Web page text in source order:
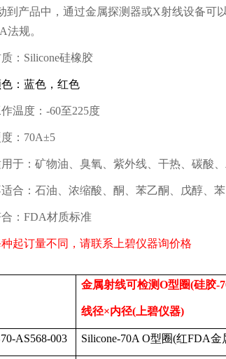
到产品中，通过金属探测器或X射线设备可
法规。
： Silicone硅橡胶
色：蓝色，红色
温度： -60至225度
： 70A±5
于：矿物油、臭氧、紫外线、干热、碳酸
合：石油、浓缩酸、酮、苯乙酮、戊醇、
： FDA材质标准
起订量不同，请联系上碧仪器询价格
金属射线可检测O型圈(硅胶-
线径×内径( 上碧仪器)
AS568-003 Silicone-70A O型圈(红FDA金